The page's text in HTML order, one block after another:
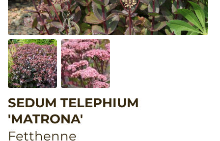
SEDUM TELEPHIUM
'MATRONA'
Fetthenne